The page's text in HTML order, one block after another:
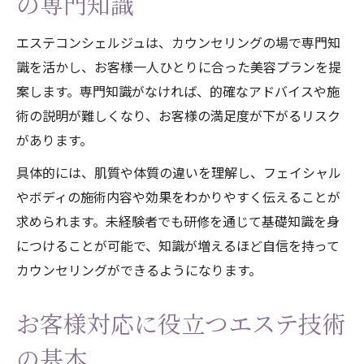
エステコンシェルジュは、カウンセリングの場で専門知
識を活かし、お客様一人ひとりに合った美容プランを提
案します。専門知識がなければ、的確なアドバイスや施
術の説明が難しくなり、お客様の満足度が下がるリスク
があります。
具体的には、肌質や体質の違いを理解し、フェイシャル
やボディの施術内容や効果をわかりやすく伝えることが
求められます。未経験者でも研修を通じて基礎知識を身
につけることが可能で、知識が増えるほど自信を持って
カウンセリングができるようになります。
お客様対応に役立つエステ技術